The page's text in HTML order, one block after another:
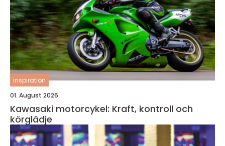
inspiration
01. August 2026
Kawasaki motorcykel: Kraft, kontroll och
körglädje